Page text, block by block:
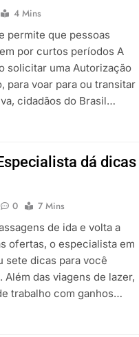
4 Mins
permite que pessoas
por curtos períodos A
solicitar uma Autorização
para voar para ou transitar
cidadãos do Brasil…
dá dicas
0
7 Mins
de ida e volta a
ofertas, o especialista em
sete dicas para você
das viagens de lazer,
trabalho com ganhos…